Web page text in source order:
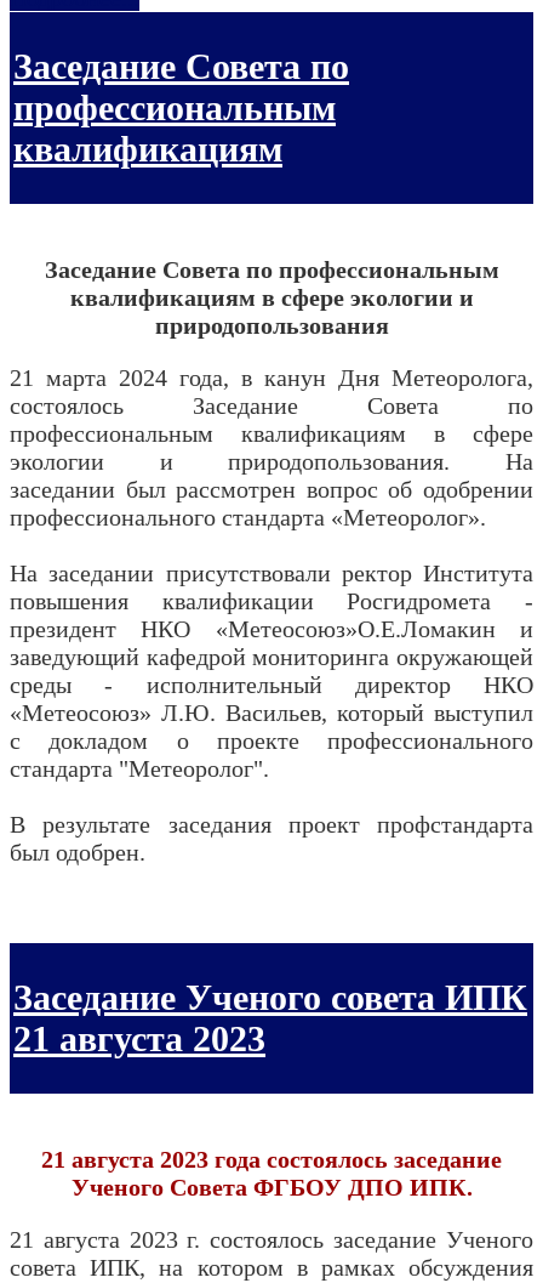
Заседание Совета по
профессиональным
квалификациям
Заседание Совета по профессиональным
квалификациям в сфере экологии и
природопользования
21 марта 2024 года, в канун Дня Метеоролога,
состоялось Заседание Совета по
профессиональным квалификациям в сфере
экологии и природопользования. На
заседании был рассмотрен вопрос об одобрении
профессионального стандарта «Метеоролог».
На заседании присутствовали ректор Института
повышения квалификации Росгидромета -
президент НКО «Метеосоюз»О.Е.Ломакин и
заведующий кафедрой мониторинга окружающей
среды - исполнительный директор НКО
«Метеосоюз» Л.Ю. Васильев, который выступил
с докладом о проекте профессионального
стандарта "Метеоролог".
В результате заседания проект профстандарта
был одобрен.
Заседание Ученого совета ИПК
21 августа 2023
21 августа 2023 года состоялось заседание
Ученого Совета ФГБОУ ДПО ИПК.
21 августа 2023 г. состоялось заседание Ученого
совета ИПК, на котором в рамках обсуждения